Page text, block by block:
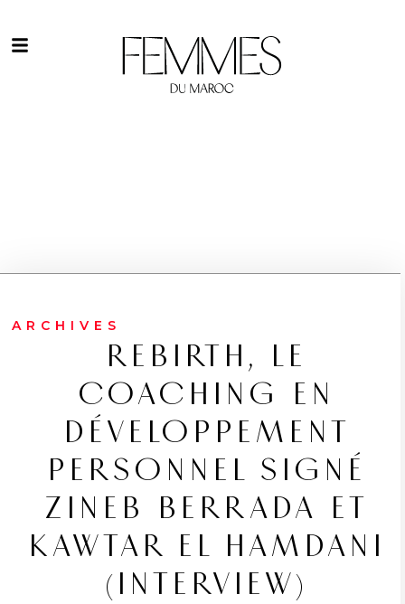
ARCHIVES
REBIRTH, LE
COACHING EN
DÉVELOPPEMENT
PERSONNEL SIGNÉ
ZINEB BERRADA ET
KAWTAR EL HAMDANI
(INTERVIEW)